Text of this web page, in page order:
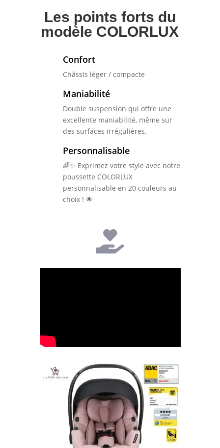
Les points forts du
modèle COLORLUX
Confort
Châssis léger / compacte
Maniabilité
Double suspension qui offre une
excellente maniabilité, même sur
des surfaces irrégulières.
Personnalisable
🌈✨ Exprimez votre style avec notre
poussette COLORLUX
personnalisable en 20 couleurs au
choix ! 🌟
